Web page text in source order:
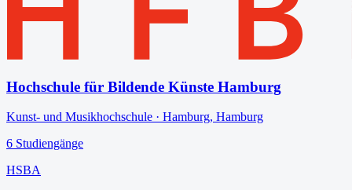
Hochschule für Bildende Künste Hamburg
Kunst- und Musikhochschule · Hamburg, Hamburg
6 Studiengänge
HSBA